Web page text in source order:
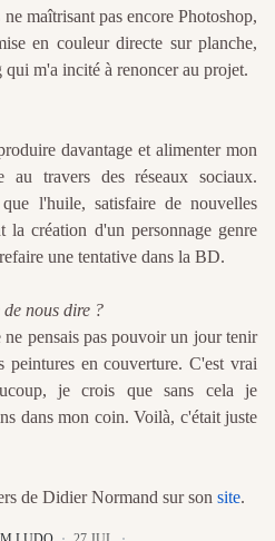
maîtrisant pas encore Photoshop,
en couleur directe sur planche,
m'a incité à renoncer au projet.
davantage et alimenter mon
au travers des réseaux sociaux.
l'huile, satisfaire de nouvelles
la création d'un personnage genre
une tentative dans la BD.
nous dire ?
pensais pas pouvoir un jour tenir
peintures en couverture. C'est vrai
je crois que sans cela je
dans mon coin. Voilà, c'était juste
de Didier Normand sur son site.